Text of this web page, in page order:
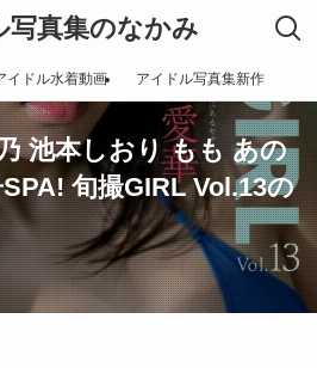
写真集のなかみ
イドル水着動画 アイドル写真集新作
池本しおり もも あの
旬撮GIRL Vol.13の